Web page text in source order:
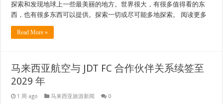
探索和发现地球上一些最美丽的地方。世界很大，有很多值得看的东
西，也有很多东西可以提供。探索一切或尽可能多地探索。 阅读更多
Read More »
马来西亚航空与 JDT FC 合作伙伴关系续签至
2029 年
1 周 ago 马来西亚旅游新闻 0